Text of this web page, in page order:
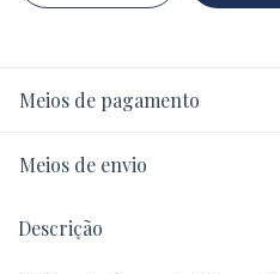
Meios de pagamento
Meios de envio
Descrição